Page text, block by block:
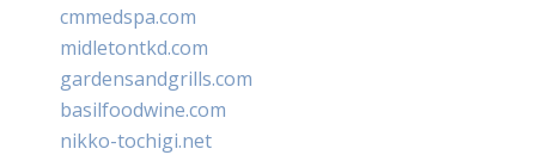
cmmedspa.com
midletontkd.com
gardensandgrills.com
basilfoodwine.com
nikko-tochigi.net